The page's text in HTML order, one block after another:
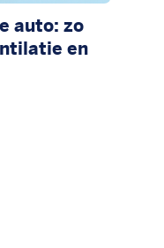
auto: zo
en